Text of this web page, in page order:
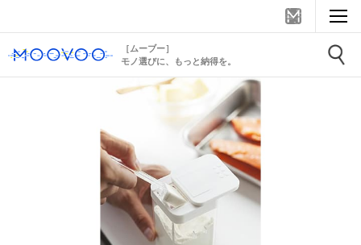
［ムーブー］
モノ選びに、もっと納得を。